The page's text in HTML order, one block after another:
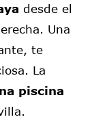
desde el
Una
te
La
piscina